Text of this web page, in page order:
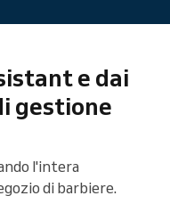
e dai
gestione
l'intera
di barbiere.